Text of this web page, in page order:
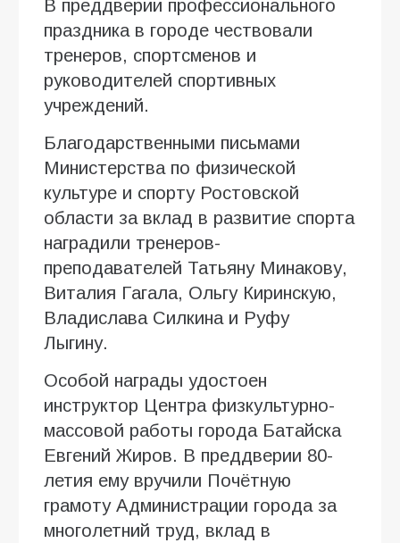
В преддверии профессионального
праздника в городе чествовали
тренеров, спортсменов и
руководителей спортивных
учреждений.
Благодарственными письмами
Министерства по физической
культуре и спорту Ростовской
области за вклад в развитие спорта
наградили тренеров-
преподавателей Татьяну Минакову,
Виталия Гагала, Ольгу Киринскую,
Владислава Силкина и Руфу
Лыгину.
Особой награды удостоен
инструктор Центра физкультурно-
массовой работы города Батайска
Евгений Жиров. В преддверии 80-
летия ему вручили Почётную
грамоту Администрации города за
многолетний труд, вклад в